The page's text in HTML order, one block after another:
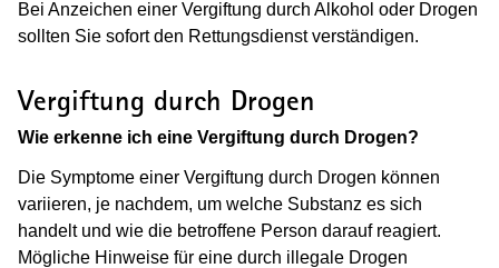
Bei Anzeichen einer Vergiftung durch Alkohol oder Drogen
sollten Sie sofort den Rettungsdienst verständigen.
Vergiftung durch Drogen
Wie erkenne ich eine Vergiftung durch Drogen?
Die Symptome einer Vergiftung durch Drogen können
variieren, je nachdem, um welche Substanz es sich
handelt und wie die betroffene Person darauf reagiert.
Mögliche Hinweise für eine durch illegale Drogen